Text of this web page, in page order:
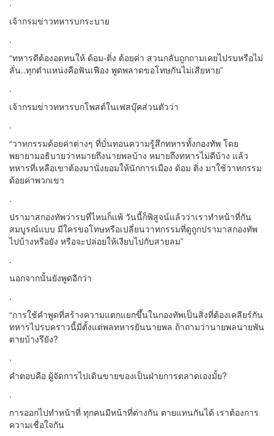
.
เจ้ากรมข่าวทหารบกระบาย
.
“ทหารดีต้องอดทนให้ ด้อม-ติ่ง ด้อยค่า สวนกลับถูกถามเคยไปรบหรือไม่
ลั่น..ทุกตำแหน่งคือฟันเฟือง พูดพลาดขอโทษกันไม่เสียหาย”
.
เจ้ากรมข่าวทหารบกโพสต์ในเฟสบุ๊คส่วนตัวว่า
.
“วาทกรรมด้อยค่าต่างๆ ที่บั่นทอนความรู้สึกทหารทั้งกองทัพ โดย
พยายามอธิบายว่าหมายถึงนายพลบ้าง หมายถึงทหารไม่ดีบ้าง แล้ว
ทหารที่เหลือเขาต้องมานั่งยอมให้นักการเมือง ด้อม ติ่ง มาใช้วาทกรรม
ด้อยค่าพวกเขา
.
ปรามาสกองทัพว่ารบที่ไหนก็แพ้ วันนี้ก็พิสูจน์แล้วว่าเราทำหน้าที่กัน
สมบูรณ์แบบ มีใครขอโทษหรือเปลี่ยนวาทกรรมที่ดูถูกปรามาสกองทัพ
ไปบ้างหรือยัง หรือจะปล่อยให้เงียบไปกับสายลม”
.
นอกจากนั้นยังพูดอีกว่า
.
“การใช้คำพูดที่สร้างความแตกแยกขึ้นในกองทัพเป็นสิ่งที่ต้องเคลียร์กัน
ทหารไปรบคราวนี้มีตั้งแต่พลทหารยันนายพล ถ้าถามว่านายพลนายพัน
ตายบ้างรึยัง?
.
คำตอบคือ ผู้จัดการไปเดินขายของเป็นฝ่ายการตลาดเองมั้ย?
.
การออกไปทำหน้าที่ ทุกคนมีหน้าที่ต่างกัน ตายแทนกันได้ เราต้องการ
ความเชื่อใจกัน